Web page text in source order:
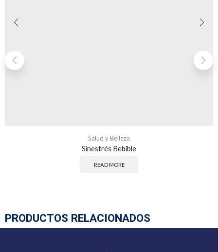
Salud y Belleza
Sinestrés Bebible
READ MORE
PRODUCTOS RELACIONADOS